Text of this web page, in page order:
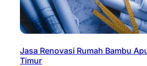
Jasa Renovasi Rumah Bambu
Timur